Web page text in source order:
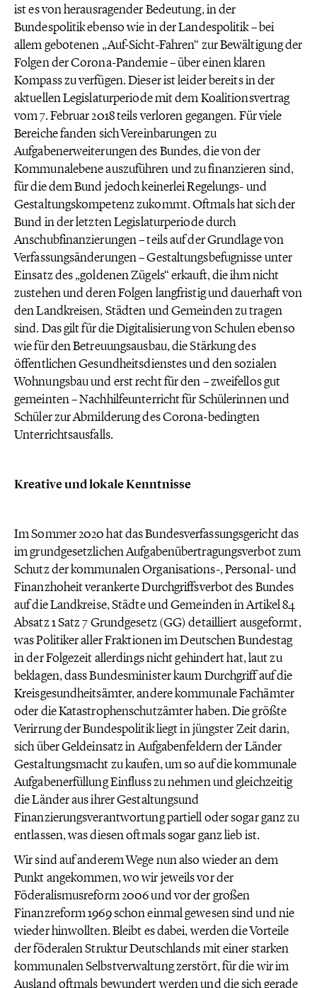
ist es von herausragender Bedeutung, in der
Bundespolitik ebenso wie in der Landespolitik – bei
allem gebotenen „Auf-Sicht-Fahren“ zur Bewältigung der
Folgen der Corona-Pandemie – über einen klaren
Kompass zu verfügen. Dieser ist leider bereits in der
aktuellen Legislaturperiode mit dem Koalitionsvertrag
vom 7. Februar 2018 teils verloren gegangen. Für viele
Bereiche fanden sich Vereinbarungen zu
Aufgabenerweiterungen des Bundes, die von der
Kommunalebene auszuführen und zu finanzieren sind,
für die dem Bund jedoch keinerlei Regelungs- und
Gestaltungskompetenz zukommt. Oftmals hat sich der
Bund in der letzten Legislaturperiode durch
Anschubfinanzierungen – teils auf der Grundlage von
Verfassungsänderungen – Gestaltungsbefugnisse unter
Einsatz des „goldenen Zügels“ erkauft, die ihm nicht
zustehen und deren Folgen langfristig und dauerhaft von
den Landkreisen, Städten und Gemeinden zu tragen
sind. Das gilt für die Digitalisierung von Schulen ebenso
wie für den Betreuungsausbau, die Stärkung des
öffentlichen Gesundheitsdienstes und den sozialen
Wohnungsbau und erst recht für den – zweifellos gut
gemeinten – Nachhilfeunterricht für Schülerinnen und
Schüler zur Abmilderung des Corona-bedingten
Unterrichtsausfalls.
Kreative und lokale Kenntnisse
Im Sommer 2020 hat das Bundesverfassungsgericht das
im grundgesetzlichen Aufgabenübertragungsverbot zum
Schutz der kommunalen Organisations-, Personal- und
Finanzhoheit verankerte Durchgriffsverbot des Bundes
auf die Landkreise, Städte und Gemeinden in Artikel 84
Absatz 1 Satz 7 Grundgesetz (GG) detailliert ausgeformt,
was Politiker aller Fraktionen im Deutschen Bundestag
in der Folgezeit allerdings nicht gehindert hat, laut zu
beklagen, dass Bundesminister kaum Durchgriff auf die
Kreisgesundheitsämter, andere kommunale Fachämter
oder die Katastrophenschutzämter haben. Die größte
Verirrung der Bundespolitik liegt in jüngster Zeit darin,
sich über Geldeinsatz in Aufgabenfeldern der Länder
Gestaltungsmacht zu kaufen, um so auf die kommunale
Aufgabenerfüllung Einfluss zu nehmen und gleichzeitig
die Länder aus ihrer Gestaltungsund
Finanzierungsverantwortung partiell oder sogar ganz zu
entlassen, was diesen oftmals sogar ganz lieb ist.
Wir sind auf anderem Wege nun also wieder an dem
Punkt angekommen, wo wir jeweils vor der
Föderalismusreform 2006 und vor der großen
Finanzreform 1969 schon einmal gewesen sind und nie
wieder hinwollten. Bleibt es dabei, werden die Vorteile
der föderalen Struktur Deutschlands mit einer starken
kommunalen Selbstverwaltung zerstört, für die wir im
Ausland oftmals bewundert werden und die sich gerade